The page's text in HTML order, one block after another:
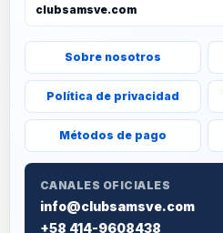
clubsamsve.com
Sobre nosotros
Política de privacidad
Métodos de pago
CANALES OFICIALES
info@clubsamsve.com
+58 414-9608438